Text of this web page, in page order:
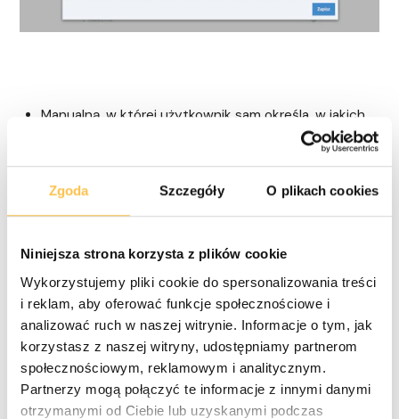
Zgoda Szczegóły O plikach cookies
Niniejsza strona korzysta z plików cookie
Wykorzystujemy pliki cookie do spersonalizowania treści
i reklam, aby oferować funkcje społecznościowe i
analizować ruch w naszej witrynie. Informacje o tym, jak
korzystasz z naszej witryny, udostępniamy partnerom
społecznościowym, reklamowym i analitycznym.
Partnerzy mogą połączyć te informacje z innymi danymi
otrzymanymi od Ciebie lub uzyskanymi podczas
Manualną, w której użytkownik sam określa, w jakich
przedziałach cenowych mogą być wyszukiwane